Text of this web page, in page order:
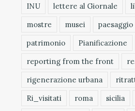
INU
lettere al Giornale
mostre
musei paesaggio
patrimonio
Pianificazione
reporting from the front
rigenerazione urbana
Ri_visitati
roma sicilia